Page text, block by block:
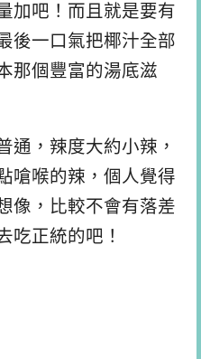
加吧！而且就是要有
後一口氣把椰汁全部
那個豐富的湯底滋
通，辣度大約小辣，
嗆喉的辣，個人覺得
像，比較不會有落差
吃正統的吧！